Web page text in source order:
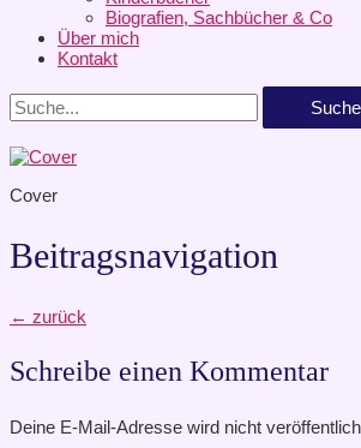
Biografien, Sachbücher & Co
Über mich
Kontakt
Suche
Cover
Beitragsnavigation
← zurück
Schreibe einen Kommentar
Deine E-Mail-Adresse wird nicht